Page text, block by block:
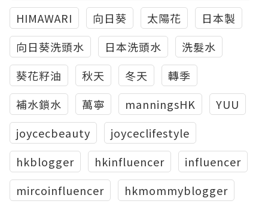
HIMAWARI
向日葵 太陽花
日本製
向日葵洗頭水
日本洗頭水
洗髮水
葵花籽油
秋天 冬天
轉季
補水鎖水
萬寧 manningsHK
YUU
joycecbeauty
joyceclifestyle
hkblogger
hkinfluencer
influencer
mircoinfluencer
hkmommyblogger